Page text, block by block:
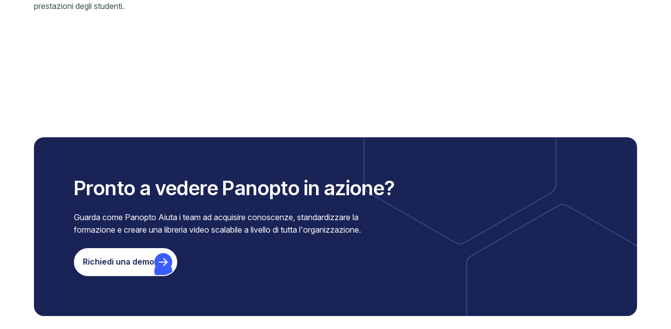
prestazioni degli studenti.
Pronto a vedere Panopto in azione?
Guarda come Panopto Aiuta i team ad acquisire conoscenze, standardizzare la
formazione e creare una libreria video scalabile a livello di tutta l'organizzazione.
Richiedi una demo